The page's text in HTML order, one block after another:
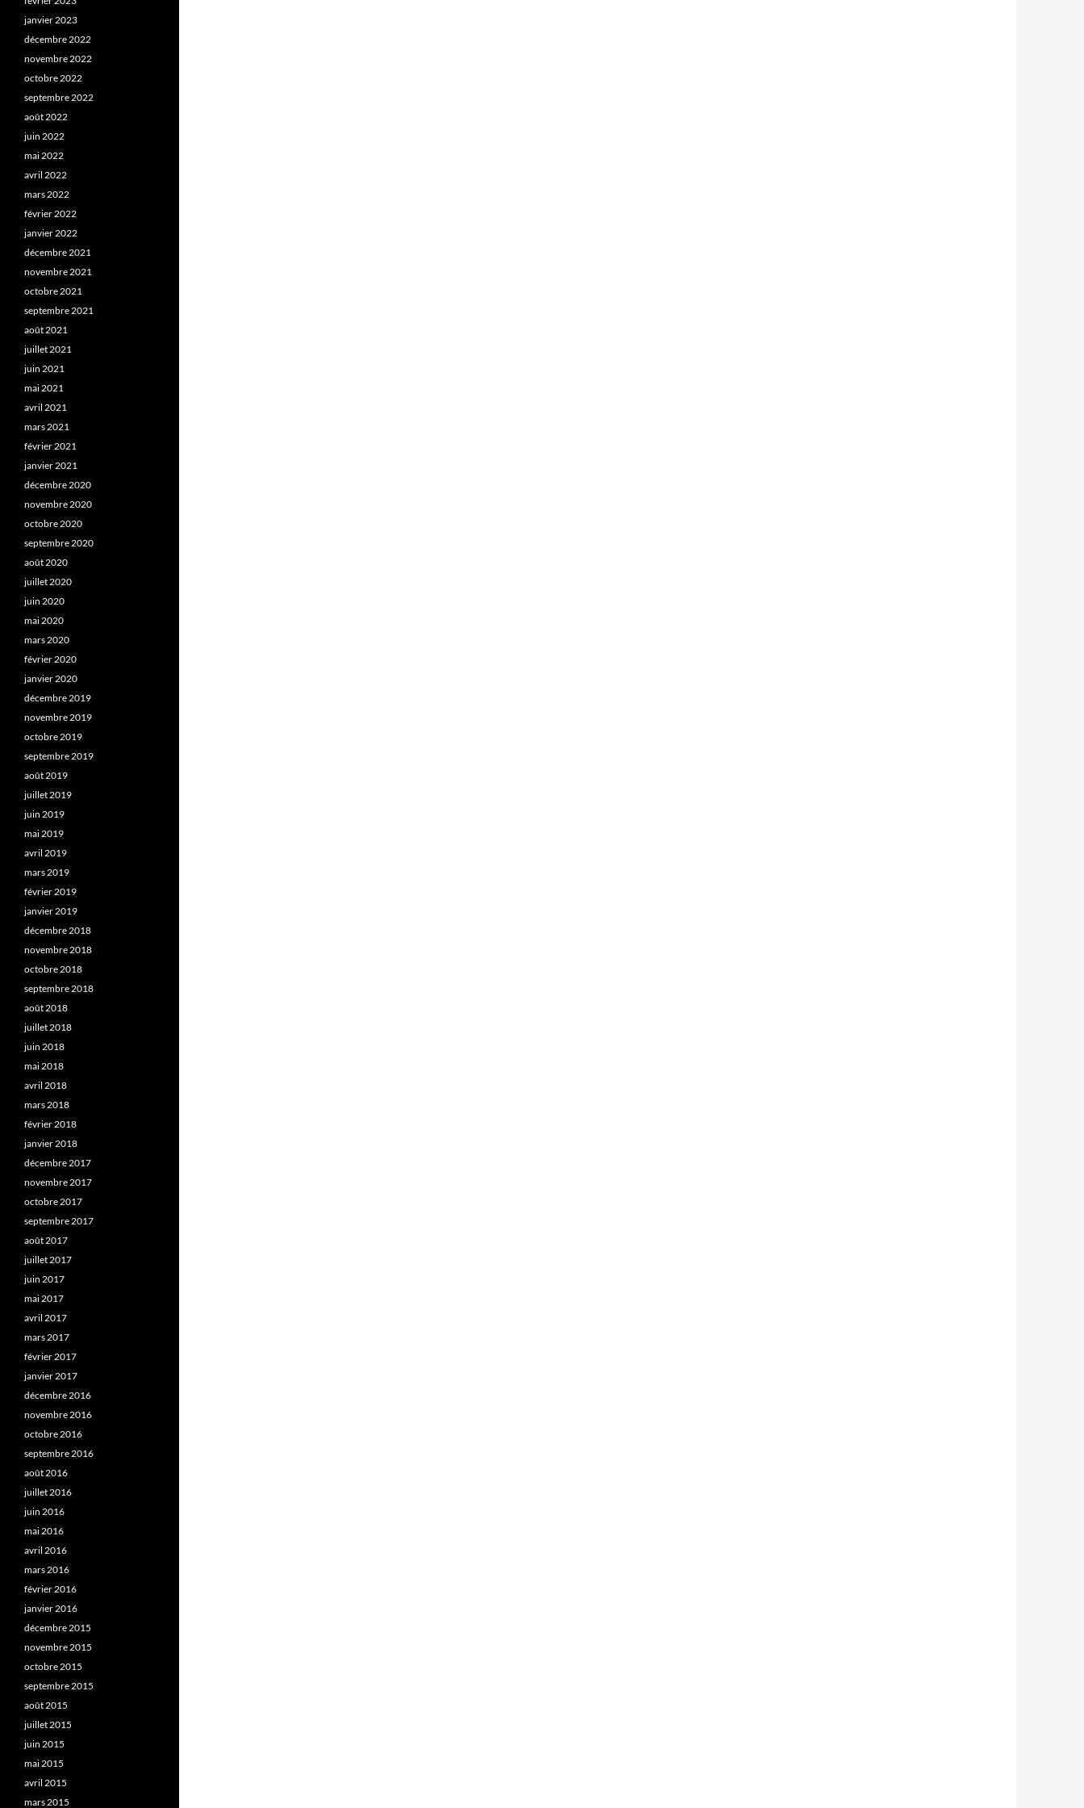
janvier 2023
décembre 2022
novembre 2022
octobre 2022
septembre 2022
août 2022
juin 2022
mai 2022
avril 2022
mars 2022
février 2022
janvier 2022
décembre 2021
novembre 2021
octobre 2021
septembre 2021
août 2021
juillet 2021
juin 2021
mai 2021
avril 2021
mars 2021
février 2021
janvier 2021
décembre 2020
novembre 2020
octobre 2020
septembre 2020
août 2020
juillet 2020
juin 2020
mai 2020
mars 2020
février 2020
janvier 2020
décembre 2019
novembre 2019
octobre 2019
septembre 2019
août 2019
juillet 2019
juin 2019
mai 2019
avril 2019
mars 2019
février 2019
janvier 2019
décembre 2018
novembre 2018
octobre 2018
septembre 2018
août 2018
juillet 2018
juin 2018
mai 2018
avril 2018
mars 2018
février 2018
janvier 2018
décembre 2017
novembre 2017
octobre 2017
septembre 2017
août 2017
juillet 2017
juin 2017
mai 2017
avril 2017
mars 2017
février 2017
janvier 2017
décembre 2016
novembre 2016
octobre 2016
septembre 2016
août 2016
juillet 2016
juin 2016
mai 2016
avril 2016
mars 2016
février 2016
janvier 2016
décembre 2015
novembre 2015
octobre 2015
septembre 2015
août 2015
juillet 2015
juin 2015
mai 2015
avril 2015
mars 2015